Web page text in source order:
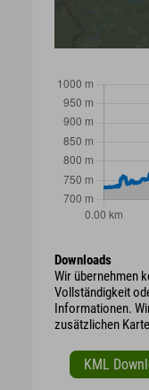
Downloads
Wir übernehmen
Vollständigkeit
Informationen.
zusätzlichen
KML